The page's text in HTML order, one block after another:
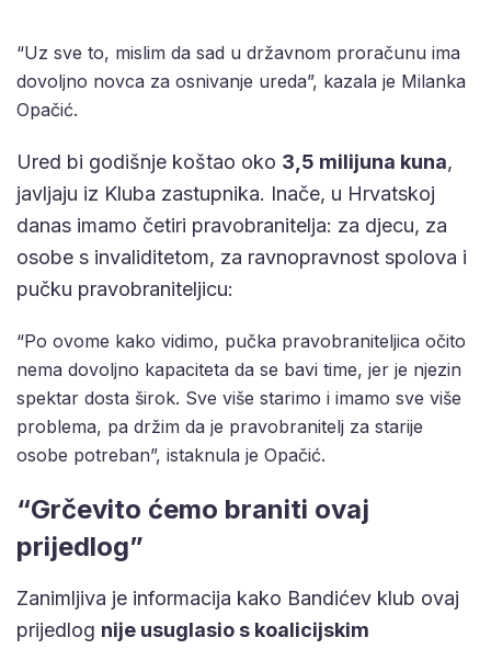
“Uz sve to, mislim da sad u državnom proračunu ima
dovoljno novca za osnivanje ureda”, kazala je Milanka
Opačić.
Ured bi godišnje koštao oko 3,5 milijuna kuna,
javljaju iz Kluba zastupnika. Inače, u Hrvatskoj
danas imamo četiri pravobranitelja: za djecu, za
osobe s invaliditetom, za ravnopravnost spolova i
pučku pravobraniteljicu:
“Po ovome kako vidimo, pučka pravobraniteljica očito
nema dovoljno kapaciteta da se bavi time, jer je njezin
spektar dosta širok. Sve više starimo i imamo sve više
problema, pa držim da je pravobranitelj za starije
osobe potreban”, istaknula je Opačić.
“Grčevito ćemo braniti ovaj
prijedlog”
Zanimljiva je informacija kako Bandićev klub ovaj
prijedlog nije usuglasio s koalicijskim